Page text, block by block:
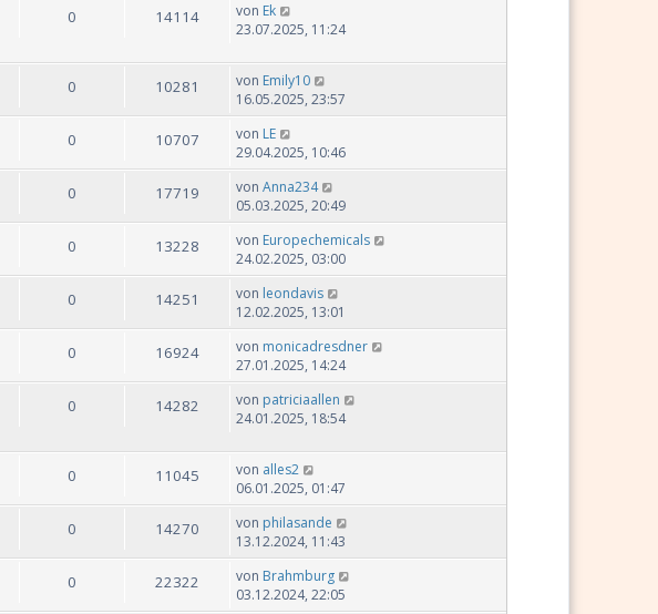
0 14114 von Ek
23.07.2025, 11:24
0 10281 von Emily10
16.05.2025, 23:57
0 10707 von LE
29.04.2025, 10:46
0 17719 von Anna234
05.03.2025, 20:49
0 13228 von Europechemicals
24.02.2025, 03:00
0 14251 von leondavis
12.02.2025, 13:01
0 16924 von monicadresdner
27.01.2025, 14:24
0 14282 von patriciaallen
24.01.2025, 18:54
0 11045 von alles2
06.01.2025, 01:47
0 14270 von philasande
13.12.2024, 11:43
0 22322 von Brahmburg
03.12.2024, 22:05